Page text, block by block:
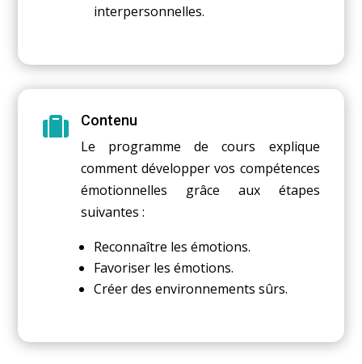
interpersonnelles.
 Contenu
Le programme de cours explique
comment développer vos compétences
émotionnelles grâce aux étapes
suivantes :
Reconnaître les émotions.
Favoriser les émotions.
Créer des environnements sûrs.